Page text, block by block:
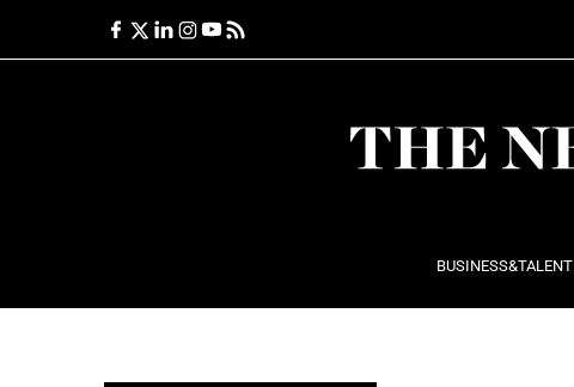
contenido
BUSINESS&TALENT